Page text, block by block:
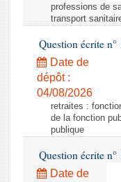
professions de
transport
Question écrite
Date de
dépôt :
04/08/2026
retraites :
de la fonction
publique
Question écrite
Date de